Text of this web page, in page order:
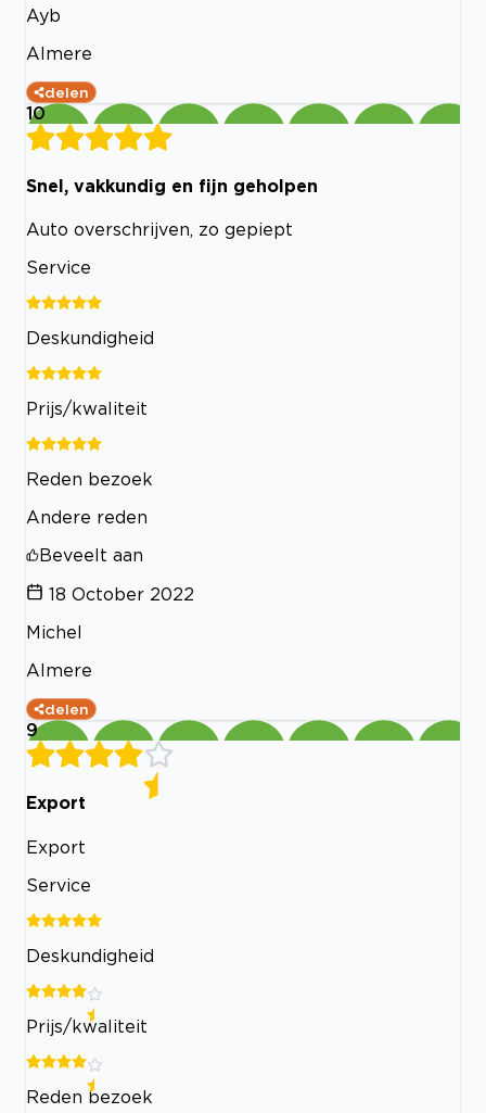
Ayb
Almere
delen
10
Snel, vakkundig en fijn geholpen
Auto overschrijven, zo gepiept
Service
Deskundigheid
Prijs/kwaliteit
Reden bezoek
Andere reden
Beveelt aan
18 October 2022
Michel
Almere
delen
9
Export
Export
Service
Deskundigheid
Prijs/kwaliteit
Reden bezoek